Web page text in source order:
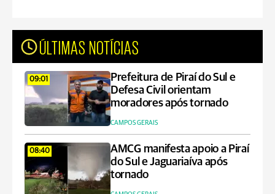
ÚLTIMAS NOTÍCIAS
09:01
Prefeitura de Piraí do Sul e
Defesa Civil orientam
moradores após tornado
CAMPOS GERAIS
08:40
AMCG manifesta apoio a Piraí
do Sul e Jaguariaíva após
tornado